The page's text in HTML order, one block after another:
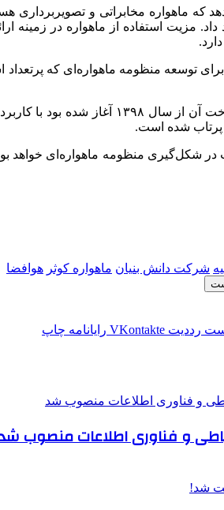
که ماهواره مخابراتی و
داد. مزیت استفاده از ماهواره در
توسعه منظومه ماهواره‌ای که پرتعداد
پرتاب شده است.
شرکت دانش بنیان ماهواره کوثر هوافضا
‫رددیت ‫VKontakte رایانامه چاپ
و فناوری اطلاعات منصوب